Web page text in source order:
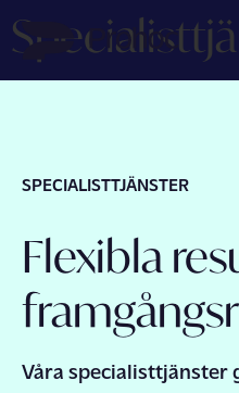
Om oss
Kontakta oss
SPECIALISTTJÄNSTER
Flexibla
Våra specialisttjänster